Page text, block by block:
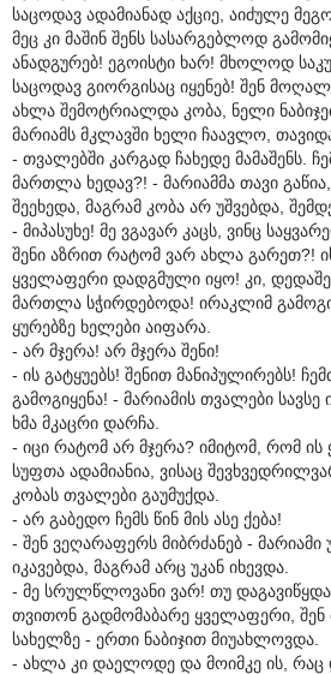
საცოდავ ადამიანად აქციე, აიძულე
მეც კი მაშინ შენს სასარგებლოდ
ანადგურებ! ეგოისტი ხარ! მხოლოდ
საცოდავ გიორგისაც იყენებ! შენ
ახლა შემოტრიალდა კობა, ნელი
მარიამს მკლავში ხელი ჩაავლო,
- თვალებში კარგად ჩახედე მამაშენს.
მართლა ხედავ?! - მარიამმა თავი
შეეხედა, მაგრამ კობა არ უშვებდა,
- მიპასუხე! მე ვგავარ კაცს, ვინც
შენი აზრით რატომ ვარ ახლა გარეთ?!
ყველაფერი დადგმული იყო! კი,
მართლა სჭირდებოდა! ირაკლიმ
ყურებზე ხელები აიფარა.
- არ მჯერა! არ მჯერა შენი!
- ის გატყუებს! შენით მანიპულირებს!
გამოგიყენა! - მარიამის თვალები
ხმა მკაცრი დარჩა.
- იცი რატომ არ მჯერა? იმიტომ, რომ
სუფთა ადამიანია, ვისაც
კობას თვალები გაუმუქდა.
- არ გაბედო ჩემს წინ მის ასე ქება!
- შენ ვეღარაფერს მიბრძანებ -
იკავებდა, მაგრამ არც უკან იხევდა.
- მე სრულწლოვანი ვარ! თუ დაგავიწყდა,
თვითონ გადმომაბარე ყველაფერი,
სახელზე - ერთი ნაბიჯით მიუახლოვდა.
- ახლა კი დაელოდე და მოიმკე ის,